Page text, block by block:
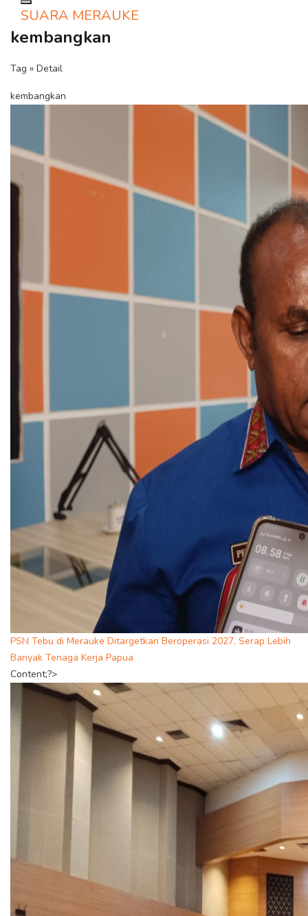
Toggle navigation
SUARA MERAUKE
kembangkan
Tag » Detail
kembangkan
PSN Tebu di Merauke Ditargetkan Beroperasi 2027, Serap Lebih
Banyak Tenaga Kerja Papua
Content;?>